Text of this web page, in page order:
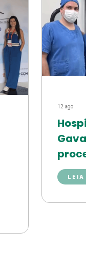
12 ago
LEIA